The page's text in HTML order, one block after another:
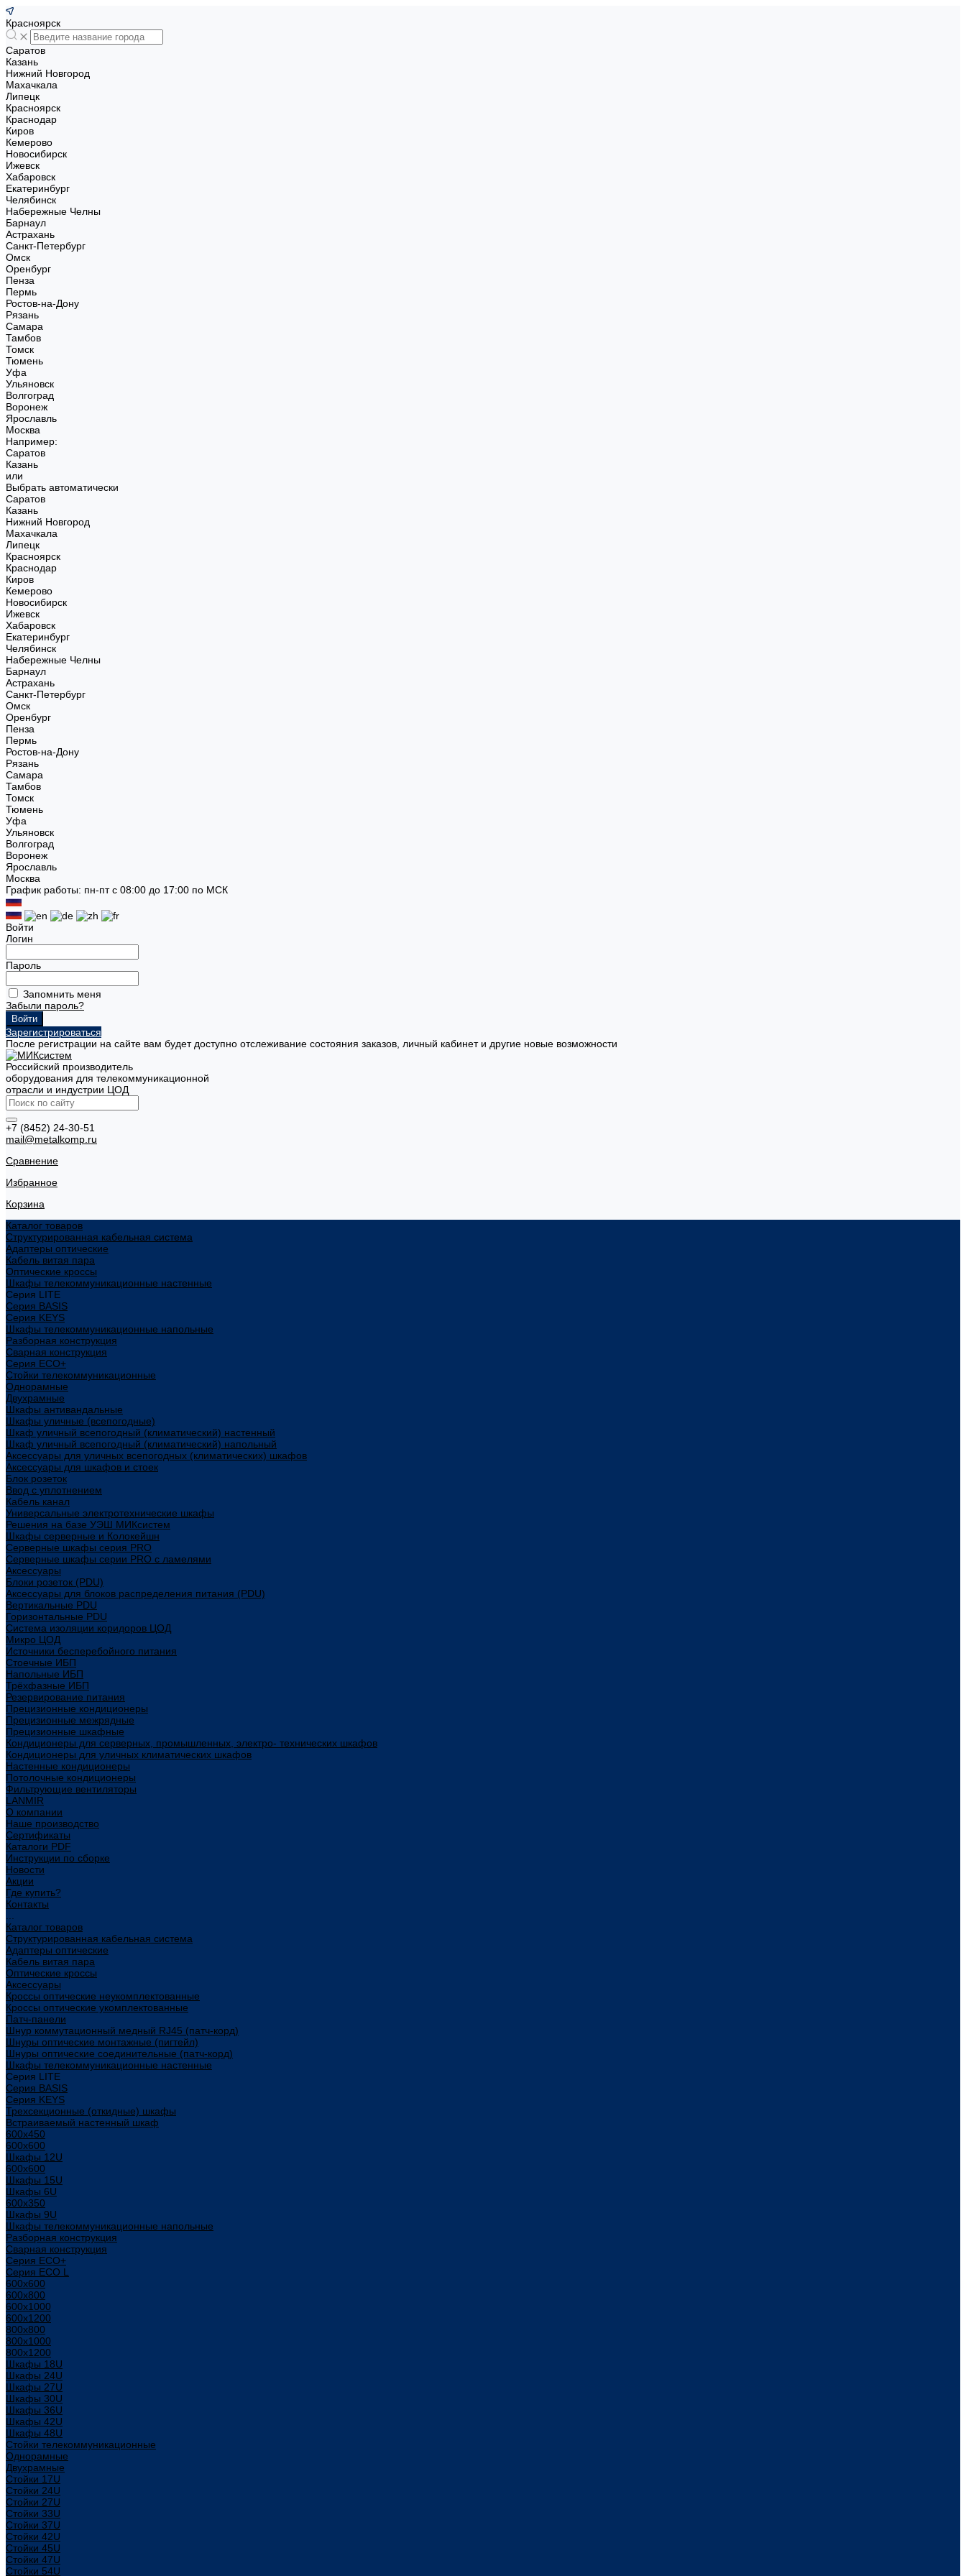
Красноярск
Саратов
Казань
Нижний Новгород
Махачкала
Липецк
Красноярск
Краснодар
Киров
Кемерово
Новосибирск
Ижевск
Хабаровск
Екатеринбург
Челябинск
Набережные Челны
Барнаул
Астрахань
Санкт-Петербург
Омск
Оренбург
Пенза
Пермь
Ростов-на-Дону
Рязань
Самара
Тамбов
Томск
Тюмень
Уфа
Ульяновск
Волгоград
Воронеж
Ярославль
Москва
Например:
Саратов
Казань
или
Выбрать автоматически
Саратов
Казань
Нижний Новгород
Махачкала
Липецк
Красноярск
Краснодар
Киров
Кемерово
Новосибирск
Ижевск
Хабаровск
Екатеринбург
Челябинск
Набережные Челны
Барнаул
Астрахань
Санкт-Петербург
Омск
Оренбург
Пенза
Пермь
Ростов-на-Дону
Рязань
Самара
Тамбов
Томск
Тюмень
Уфа
Ульяновск
Волгоград
Воронеж
Ярославль
Москва
График работы: пн-пт с 08:00 до 17:00 по МСК
Войти
Логин
Пароль
Запомнить меня
Забыли пароль?
Зарегистрироваться
После регистрации на сайте вам будет доступно отслеживание состояния заказов, личный кабинет и другие новые возможности
Российский производитель
оборудования для телекоммуникационной
отрасли и индустрии ЦОД
+7 (8452) 24-30-51
mail@metalkomp.ru
Сравнение
Избранное
Корзина
Каталог товаров
Структурированная кабельная система
Адаптеры оптические
Кабель витая пара
Оптические кроссы
Шкафы телекоммуникационные настенные
Cерия LITE
Cерия BASIS
Cерия KEYS
Шкафы телекоммуникационные напольные
Разборная конструкция
Сварная конструкция
Серия ECO+
Стойки телекоммуникационные
Однорамные
Двухрамные
Шкафы антивандальные
Шкафы уличные (всепогодные)
Шкаф уличный всепогодный (климатический) настенный
Шкаф уличный всепогодный (климатический) напольный
Аксессуары для уличных всепогодных (климатических) шкафов
Аксессуары для шкафов и стоек
Блок розеток
Ввод с уплотнением
Кабель канал
Универсальные электротехнические шкафы
Решения на базе УЭШ МИКсистем
Шкафы серверные и Колокейшн
Серверные шкафы серия PRO
Серверные шкафы серии PRO с ламелями
Аксессуары
Блоки розеток (PDU)
Аксессуары для блоков распределения питания (PDU)
Вертикальные PDU
Горизонтальные PDU
Система изоляции коридоров ЦОД
Микро ЦОД
Источники бесперебойного питания
Стоечные ИБП
Напольные ИБП
Трёхфазные ИБП
Резервирование питания
Прецизионные кондиционеры
Прецизионные межрядные
Прецизионные шкафные
Кондиционеры для серверных, промышленных, электро- технических шкафов
Кондиционеры для уличных климатических шкафов
Настенные кондиционеры
Потолочные кондиционеры
Фильтрующие вентиляторы
LANMIR
О компании
Наше производство
Сертификаты
Каталоги PDF
Инструкции по сборке
Новости
Акции
Где купить?
Контакты
Каталог товаров
Структурированная кабельная система
Адаптеры оптические
Кабель витая пара
Оптические кроссы
Аксессуары
Кроссы оптические неукомплектованные
Кроссы оптические укомплектованные
Патч-панели
Шнур коммутационный медный RJ45 (патч-корд)
Шнуры оптические монтажные (пигтейл)
Шнуры оптические соединительные (патч-корд)
Шкафы телекоммуникационные настенные
Cерия LITE
Cерия BASIS
Cерия KEYS
Трехсекционные (откидные) шкафы
Встраиваемый настенный шкаф
600x450
600x600
Шкафы 12U
600x600
Шкафы 15U
Шкафы 6U
600x350
Шкафы 9U
Шкафы телекоммуникационные напольные
Разборная конструкция
Сварная конструкция
Серия ECO+
Серия ECO L
600x600
600x800
600х1000
600х1200
800x800
800х1000
800х1200
Шкафы 18U
Шкафы 24U
Шкафы 27U
Шкафы 30U
Шкафы 36U
Шкафы 42U
Шкафы 48U
Стойки телекоммуникационные
Однорамные
Двухрамные
Стойки 17U
Стойки 24U
Стойки 27U
Стойки 33U
Стойки 37U
Стойки 42U
Стойки 45U
Стойки 47U
Стойки 54U